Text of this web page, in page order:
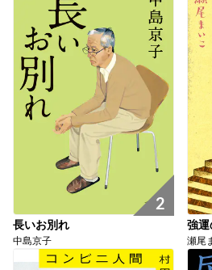
2
長いお別れ
中島京子
強運
瀬尾